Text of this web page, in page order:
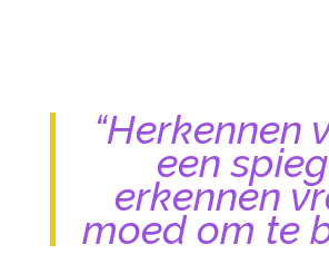
“Herkennen
een
erkennen
moed om te